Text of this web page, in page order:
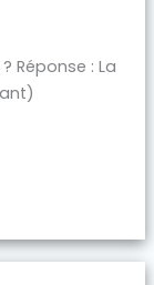
Réponse : La